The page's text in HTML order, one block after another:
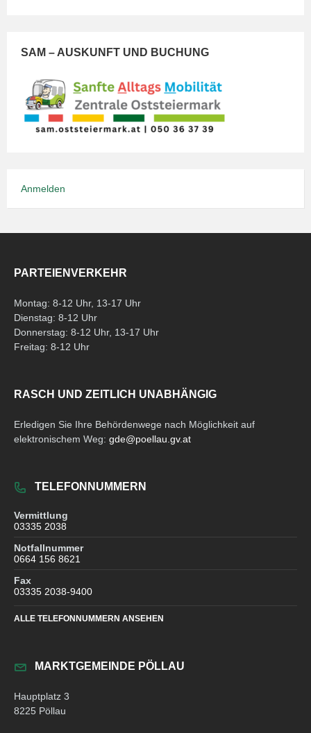
SAM – AUSKUNFT UND BUCHUNG
Anmelden
PARTEIENVERKEHR
Montag: 8-12 Uhr, 13-17 Uhr
Dienstag: 8-12 Uhr
Donnerstag: 8-12 Uhr, 13-17 Uhr
Freitag: 8-12 Uhr
RASCH UND ZEITLICH UNABHÄNGIG
Erledigen Sie Ihre Behördenwege nach Möglichkeit auf
elektronischem Weg: gde@poellau.gv.at
TELEFONNUMMERN
Vermittlung
03335 2038
Notfallnummer
0664 156 8621
Fax
03335 2038-9400
ALLE TELEFONNUMMERN ANSEHEN
MARKTGEMEINDE PÖLLAU
Hauptplatz 3
8225 Pöllau